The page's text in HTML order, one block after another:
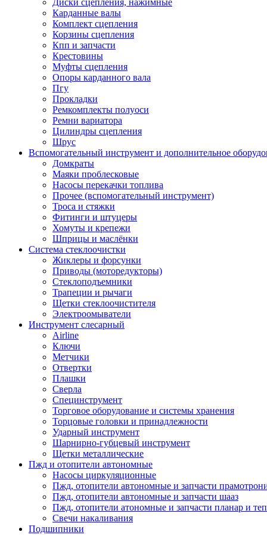
Диски сцепления, нажимные
Карданные валы
Комплект сцепления
Корзины сцепления
Кпп и запчасти
Крестовины
Муфты сцепления
Опоры карданного вала
Пгу
Прокладки
Ремкомплекты полуоси
Ремни вариатора
Цилиндры сцепления
Шрус
Вспомогательный инструмент и дополнительное
Домкраты
Маяки проблесковые
Насосы перекачки топлива
Прочее (вспомогательный инструмент)
Троса и стяжки
Фитинги и штуцеры
Хомуты и крепежи
Шприцы и маслёнки
Система стеклоочистки
Жиклеры и форсунки
Приводы (моторедукторы)
Стеклоподъемники
Трапеции и рычаги
Щетки стеклоочистителя
Электроомыватели
Инструмент слесарный
Airline
Ключи
Метчики
Отвертки
Плашки
Сверла
Специнструмент
Торговое оборудование и системы хранения
Торцовые головки и принадлежности
Ударный инструмент
Шарнирно-губцевый инструмент
Щетки металлические
Пжд и отопители автономные
Насосы циркуляционные
Пжд, отопители автономные и запчасти
Пжд, отопители автономные и запчасти шааз
Пжд, отопители атономные и запчасти планар и
Свечи накаливания
Подшипники